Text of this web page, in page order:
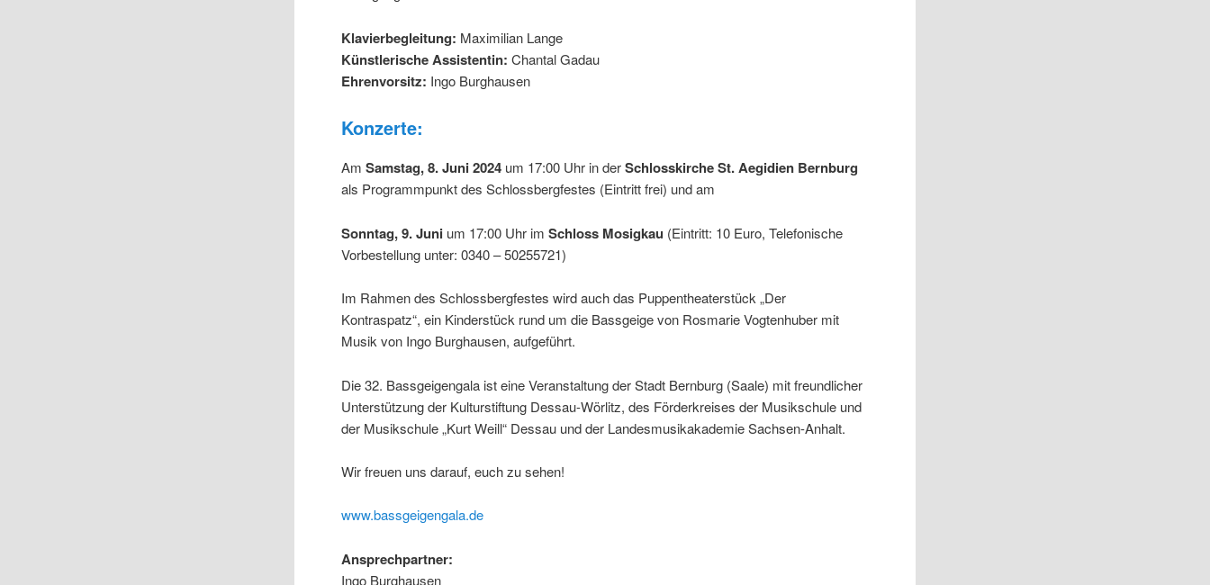
Klavierbegleitung: Maximilian Lange
Künstlerische Assistentin: Chantal Gadau
Ehrenvorsitz: Ingo Burghausen
Konzerte:
AmSamstag, 8. Juni 2024 um 17:00 Uhr in derSchlosskirche St. Aegidien Bernburg
als Programmpunkt des Schlossbergfestes (Eintritt frei) und am
Sonntag, 9. Juni um 17:00 Uhr imSchloss Mosigkau (Eintritt: 10 Euro, Telefonische
Vorbestellung unter: 0340 – 50255721)
Im Rahmen des Schlossbergfestes wird auch das Puppentheaterstück „Der
Kontraspatz“, ein Kinderstück rund um die Bassgeige von Rosmarie Vogtenhuber mit
Musik von Ingo Burghausen, aufgeführt.
Die 32. Bassgeigengala ist eine Veranstaltung der Stadt Bernburg (Saale) mit freundlicher
Unterstützung der Kulturstiftung Dessau-Wörlitz, des Förderkreises der Musikschule und
der Musikschule „Kurt Weill“ Dessau und der Landesmusikakademie Sachsen-Anhalt.
Wir freuen uns darauf, euch zu sehen!
www.bassgeigengala.de
Ansprechpartner:
Ingo Burghausen